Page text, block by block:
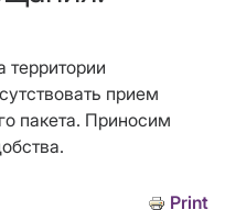
территории
прием
пакета. Приносим
Print